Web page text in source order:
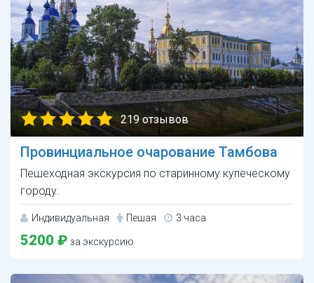
219 отзывов
Провинциальное очарование Тамбова
Пешеходная экскурсия по старинному купеческому
городу.
Индивидуальная Пешая 3 часа
5200 ₽ за экскурсию